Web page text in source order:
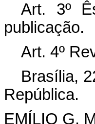
Art. 3º
publicação.
Art. 4º
Brasília,
República.
EMÍLIO G.